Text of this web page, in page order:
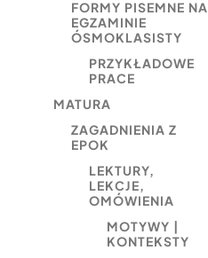
FORMY PISEMNE NA
EGZAMINIE
ÓSMOKLASISTY
PRZYKŁADOWE
PRACE
MATURA
ZAGADNIENIA Z
EPOK
LEKTURY,
LEKCJE,
OMÓWIENIA
MOTYWY |
KONTEKSTY